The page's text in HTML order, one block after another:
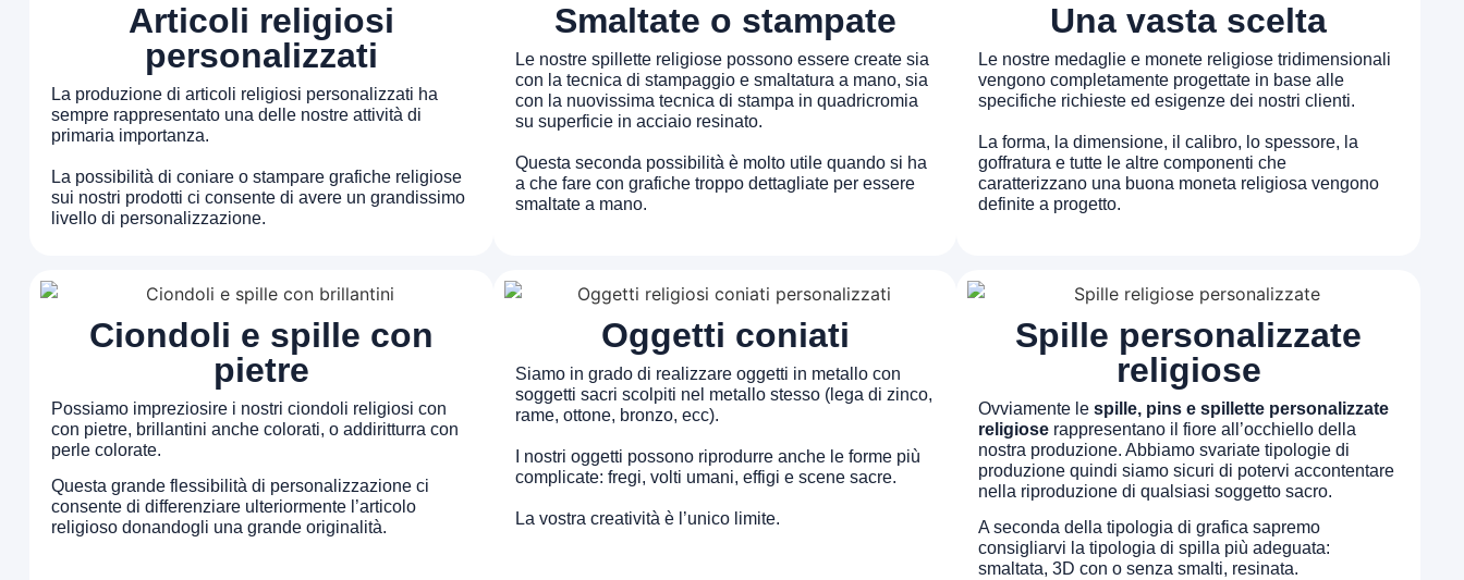
Articoli religiosi
personalizzati
La produzione di articoli religiosi personalizzati ha
sempre rappresentato una delle nostre attività di
primaria importanza.
La possibilità di coniare o stampare grafiche religiose
sui nostri prodotti ci consente di avere un grandissimo
livello di personalizzazione.
Smaltate o stampate
Le nostre spillette religiose possono essere create sia
con la tecnica di stampaggio e smaltatura a mano, sia
con la nuovissima tecnica di stampa in quadricromia
su superficie in acciaio resinato.
Questa seconda possibilità è molto utile quando si ha
a che fare con grafiche troppo dettagliate per essere
smaltate a mano.
Una vasta scelta
Le nostre medaglie e monete religiose tridimensionali
vengono completamente progettate in base alle
specifiche richieste ed esigenze dei nostri clienti.
La forma, la dimensione, il calibro, lo spessore, la
goffratura e tutte le altre componenti che
caratterizzano una buona moneta religiosa vengono
definite a progetto.
Ciondoli e spille con
pietre
Possiamo impreziosire i nostri ciondoli religiosi con
con pietre, brillantini anche colorati, o addiritturra con
perle colorate.
Questa grande flessibilità di personalizzazione ci
consente di differenziare ulteriormente l’articolo
religioso donandogli una grande originalità.
Oggetti coniati
Siamo in grado di realizzare oggetti in metallo con
soggetti sacri scolpiti nel metallo stesso (lega di zinco,
rame, ottone, bronzo, ecc).
I nostri oggetti possono riprodurre anche le forme più
complicate: fregi, volti umani, effigi e scene sacre.
La vostra creatività è l’unico limite.
Spille personalizzate
religiose
Ovviamente lespille, pins e spillette personalizzate
religiose rappresentano il fiore all’occhiello della
nostra produzione. Abbiamo svariate tipologie di
produzione quindi siamo sicuri di potervi accontentare
nella riproduzione di qualsiasi soggetto sacro.
A seconda della tipologia di grafica sapremo
consigliarvi la tipologia di spilla più adeguata:
smaltata, 3D con o senza smalti, resinata.